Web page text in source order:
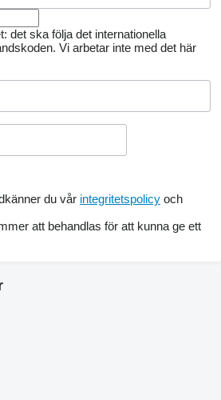
det ska följa det internationella
Vi arbetar inte med det här
du vår integritetspolicy och
att behandlas för att kunna ge ett